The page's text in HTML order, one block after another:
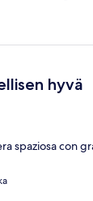
hyvä
spaziosa con